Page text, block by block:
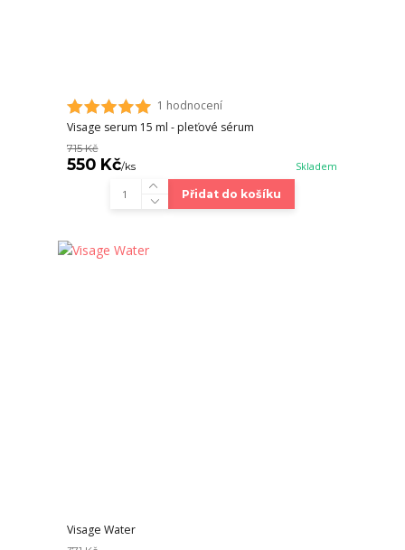
1 hodnocení
Visage serum 15 ml - pleťové sérum
715 Kč
550 Kč/ks Skladem
Přidat do košíku
Visage Water